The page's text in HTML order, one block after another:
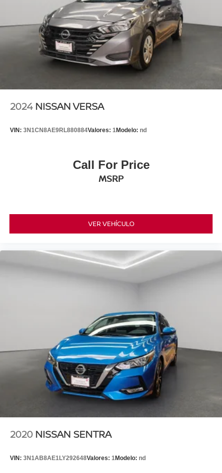
2024 NISSAN VERSA
VIN: 3N1CN8AE9RL880884Valores: 1Modelo: nd
Call For Price
MSRP
VER VEHÍCULO
2020 NISSAN SENTRA
VIN: 3N1AB8AE1LY292648Valores: 1Modelo: nd